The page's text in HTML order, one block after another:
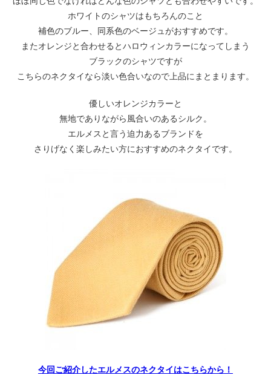
ホワイトのシャツはもちろんのこと
補色のブルー、同系色のベージュがおすすめです。
またオレンジと合わせるとハロウィンカラーになってしまう
ブラックのシャツですが
こちらのネクタイなら淡い色合いなので上品にまとまります。
優しいオレンジカラーと
無地でありながら風合いのあるシルク。
エルメスと言う迫力あるブランドを
さりげなく楽しみたい方におすすめのネクタイです。
今回ご紹介したエルメスのネクタイはこちらから！